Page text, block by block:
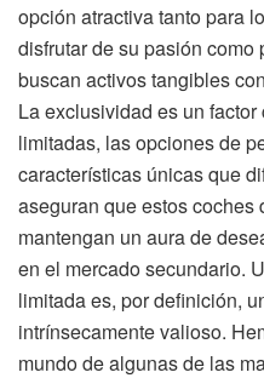
opción atractiva tanto para
disfrutar de su pasión
buscan activos tangibles
La exclusividad es un
limitadas, las opciones de
características únicas que
aseguran que estos coches
mantengan un aura de
en el mercado secundario.
limitada es, por definición,
intrínsecamente valioso.
mundo de algunas de las